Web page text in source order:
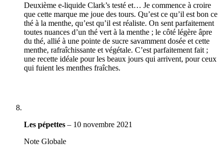
Deuxième e-liquide Clark’s testé et… Je commence à croire
que cette marque me joue des tours. Qu’est ce qu’il est bon ce
thé à la menthe, qu’est qu’il est réaliste. On sent parfaitement
toutes nuances d’un thé vert à la menthe ; le côté légère âpre
du thé, allié à une pointe de sucre savamment dosée et cette
menthe, rafraîchissante et végétale. C’est parfaitement fait ;
une recette idéale pour les beaux jours qui arrivent, pour ceux
qui fuient les menthes fraîches.
Les pépettes – 10 novembre 2021
Note Globale